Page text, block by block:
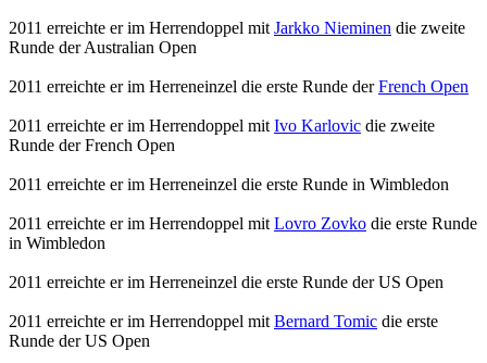
2011 erreichte er im Herrendoppel mit Jarkko Nieminen die zweite
Runde der Australian Open
2011 erreichte er im Herreneinzel die erste Runde derFrench Open
2011 erreichte er im Herrendoppel mit Ivo Karlovic die zweite
Runde der French Open
2011 erreichte er im Herreneinzel die erste Runde in Wimbledon
2011 erreichte er im Herrendoppel mit Lovro Zovko die erste Runde
in Wimbledon
2011 erreichte er im Herreneinzel die erste Runde der US Open
2011 erreichte er im Herrendoppel mit Bernard Tomic die erste
Runde der US Open